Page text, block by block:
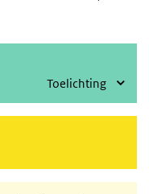
Toelichting